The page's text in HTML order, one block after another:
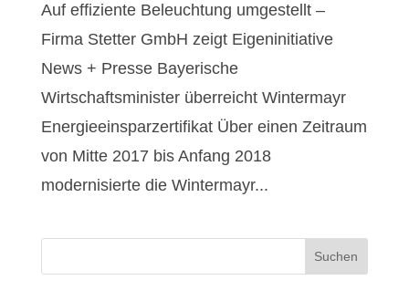
Auf effiziente Beleuchtung umgestellt –
Firma Stetter GmbH zeigt Eigeninitiative
News + Presse Bayerische
Wirtschaftsminister überreicht Wintermayr
Energieeinsparzertifikat Über einen Zeitraum
von Mitte 2017 bis Anfang 2018
modernisierte die Wintermayr...
Suchen